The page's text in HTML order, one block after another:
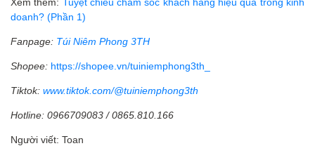
doanh? (Phần 1)
Fanpage: Túi Niêm Phong 3TH
Shopee: https://shopee.vn/tuiniemphong3th_
Tiktok: www.tiktok.com/@tuiniemphong3th
Hotline: 0966709083 / 0865.810.166
Người viết: Toan